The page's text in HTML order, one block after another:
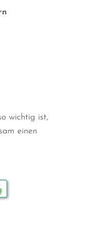
wichtig ist,
einen